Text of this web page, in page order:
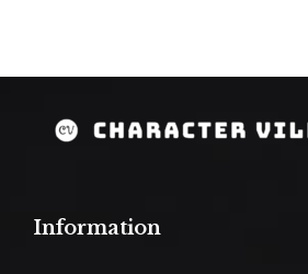
Information